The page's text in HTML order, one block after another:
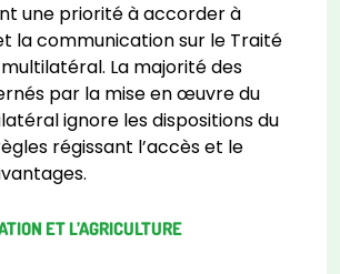
une priorité à accorder à
la communication sur le Traité
La majorité des
par la mise en œuvre du
ignore les dispositions du
régissant l’accès et le
ET L’AGRICULTURE